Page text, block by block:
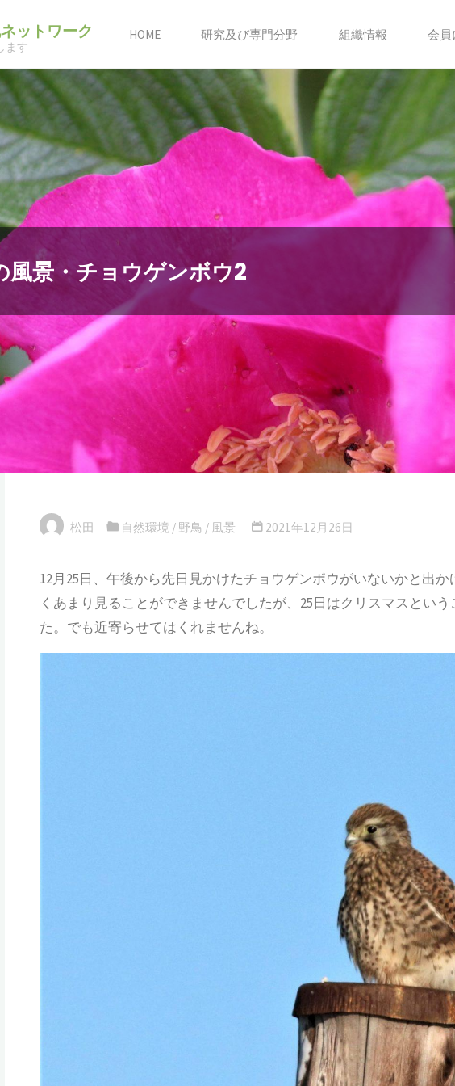
ットワーク
ます
HOME 研究及び専門分野 組織情報 会員
風景・チョウゲンボウ2
松田 自然環境 / 野鳥 / 風景 2021年12月26日
12月25日、午後から先日見かけたチョウゲンボウがいないかと出
くあまり見ることができませんでしたが、25日はクリスマスとい
た。でも近寄らせてはくれませんね。